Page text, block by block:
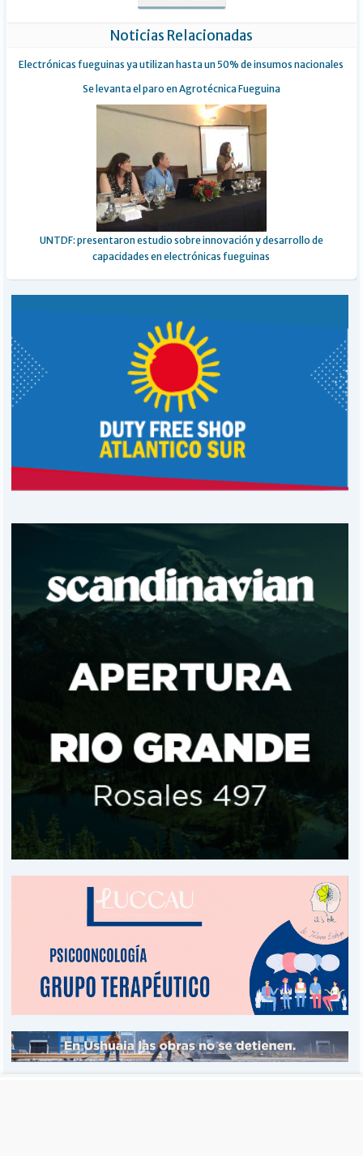
Noticias Relacionadas
Electrónicas fueguinas ya utilizan hasta un 50% de insumos nacionales
Se levanta el paro en Agrotécnica Fueguina
UNTDF: presentaron estudio sobre innovación y desarrollo de
capacidades en electrónicas fueguinas